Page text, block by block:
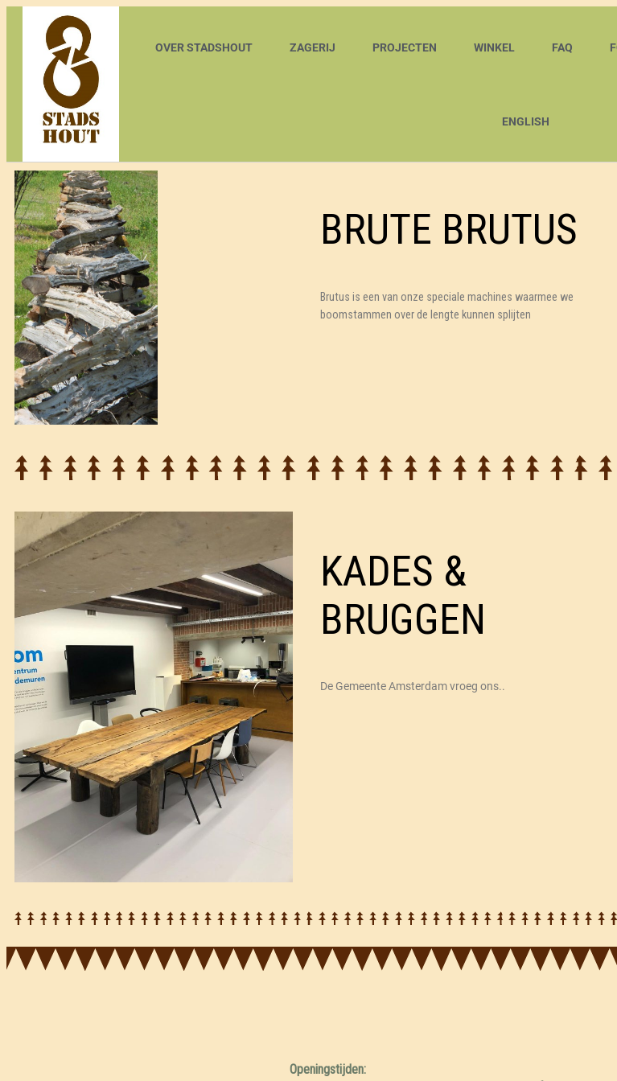
OVER STADSHOUT ZAGERIJ PROJECTEN WINKEL FAQ
ENGLISH
BRUTE BRUTUS
Brutus is een van onze speciale machines waarmee we
boomstammen over de lengte kunnen splijten
KADES &
BRUGGEN
De Gemeente Amsterdam vroeg ons..
Openingstijden: